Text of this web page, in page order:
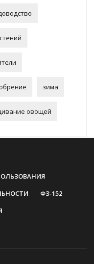
зима
овощей
ФЗ-152